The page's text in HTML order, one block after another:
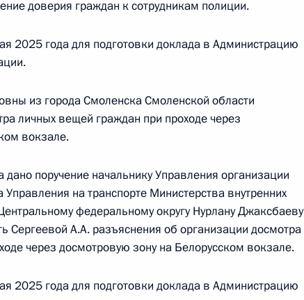
Федерации начальником Управления
Максим Травников в Приёмной Президента
граждан в Москве 15 ноября 2024 года
по поручению Президента Российской
Президента Российской Федерации
Федерации по приёму граждан в Москве
доверия граждан к сотрудникам полиции.
2025 года для подготовки доклада в Администрацию
из города Смоленска Смоленской области
личных вещей граждан при проходе через
вокзале.
поручение начальнику Управления организации
на транспорте Министерства внутренних
федеральному округу Нурлану Джаксбаеву
Сергеевой А.А. разъяснения об организации досмотра
через досмотровую зону на Белорусском вокзале.
2025 года для подготовки доклада в Администрацию